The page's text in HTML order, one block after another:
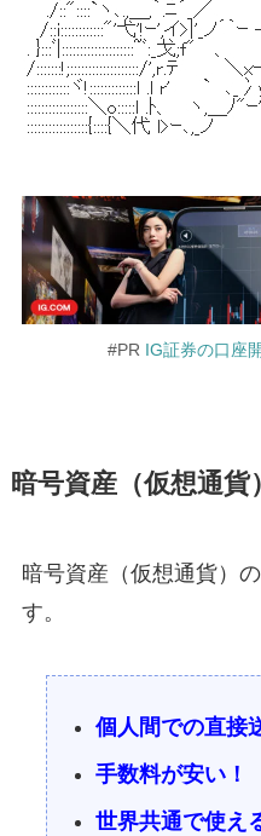
#PR IG証券の口座
暗号資産（仮想通貨
暗号資産（仮想通貨）
す。
個人間での直接
手数料が安い！
世界共通で使え